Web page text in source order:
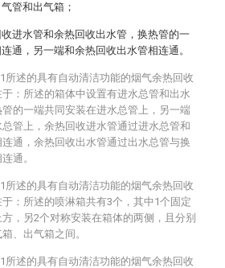
管和出气箱；
进水管和余热回收出水管，换热管的一
通，另一端和余热回收出水管相连通。
所述的具有自动清洁功能的烟气余热回收
：所述的箱体中设置有进水总管和出水
的一端共同安装在进水总管上，另一端
管上，余热回收进水管通过进水总管和
通，余热回收出水管通过出水总管与换
通。
所述的具有自动清洁功能的烟气余热回收
：所述的喷淋箱共有3个，其中1个固定
，另2个对称安装在箱体的两侧，且分别
、出气箱之间。
所述的具有自动清洁功能的烟气余热回收